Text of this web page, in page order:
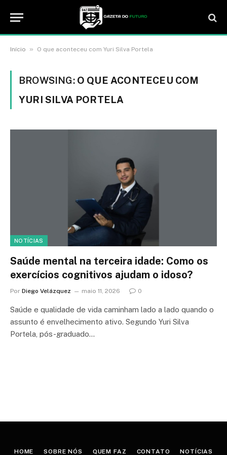
Início » O que aconteceu com Yuri Silva Portela
BROWSING: O QUE ACONTECEU COM
YURI SILVA PORTELA
NOTÍCIAS
Saúde mental na terceira idade: Como os
exercícios cognitivos ajudam o idoso?
Por Diego Velázquez maio 11, 2026 0
Saúde e qualidade de vida caminham lado a lado quando o
assunto é envelhecimento ativo. Segundo Yuri Silva
Portela, pós-graduado…
HOME SOBRE NÓS QUEM FAZ CONTATO NOTÍCIAS